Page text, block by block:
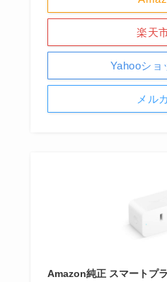
楽天
Yahooショ
メル
Amazon純正 スマートプ